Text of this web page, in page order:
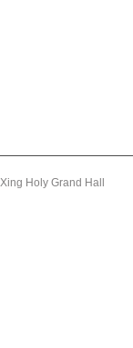
Holy Grand Hall